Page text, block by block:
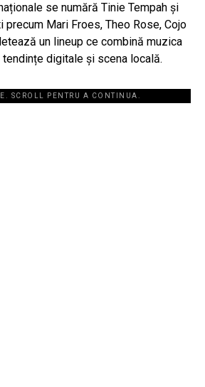
se numără Tinie Tempah și
precum Mari Froes, Theo Rose, Cojo
un lineup ce combină muzica
digitale și scena locală.
SCROLL PENTRU A CONTINUA.